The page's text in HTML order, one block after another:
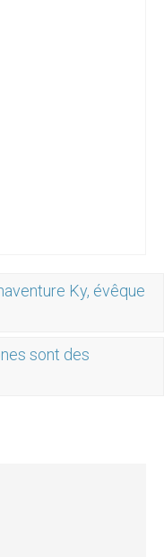
Ky, évêque
sont des